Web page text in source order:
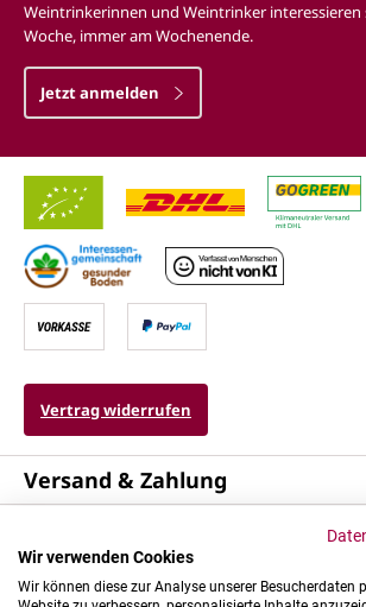
Weintrinkerinnen und Weintrinker interessieren
Woche, immer am Wochenende.
Jetzt anmelden
Vertrag widerrufen
Versand & Zahlung
Kontakt & Mehr
Wir verwenden Cookies
Wir können diese zur Analyse unserer Besucherdaten